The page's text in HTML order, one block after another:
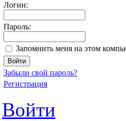
Логин:
Пароль:
Запомнить меня на этом
Забыли свой пароль?
Регистрация
Войти